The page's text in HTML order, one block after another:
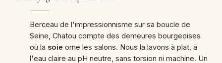
Berceau de l'impressionnisme sur sa boucle de
Seine, Chatou compte des demeures bourgeoises
où la soie orne les salons. Nous la lavons à plat, à
l'eau claire au pH neutre, sans torsion ni machine. Un